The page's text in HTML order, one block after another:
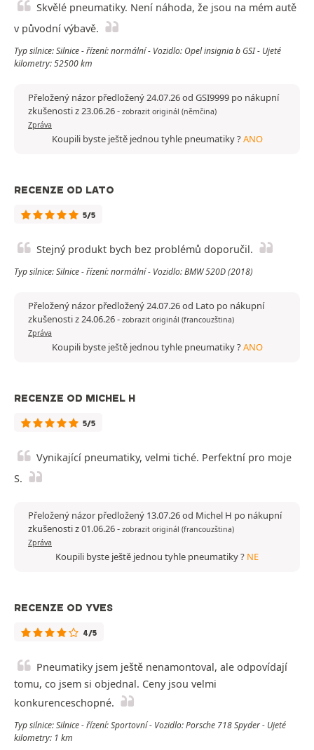
Skvělé pneumatiky. Není náhoda, že jsou na mém autě
v původní výbavě.
Typ silnice: Silnice - řízení: normální - Vozidlo: Opel insignia b GSI - Ujeté
kilometry: 52500 km
Přeložený názor předložený 24.07.26 od GSI9999 po nákupní
zkušenosti z 23.06.26- zobrazit originál (němčina)
Zpráva
Koupili byste ještě jednou tyhle pneumatiky ?ANO
RECENZE OD LATO
5/5
Stejný produkt bych bez problémů doporučil.
Typ silnice: Silnice - řízení: normální - Vozidlo: BMW 520D (2018)
Přeložený názor předložený 24.07.26 od Lato po nákupní
zkušenosti z 24.06.26- zobrazit originál (francouzština)
Zpráva
Koupili byste ještě jednou tyhle pneumatiky ?ANO
RECENZE OD MICHEL H
5/5
Vynikající pneumatiky, velmi tiché. Perfektní pro moje
S.
Přeložený názor předložený 13.07.26 od Michel H po nákupní
zkušenosti z 01.06.26- zobrazit originál (francouzština)
Zpráva
Koupili byste ještě jednou tyhle pneumatiky ? NE
RECENZE OD YVES
4/5
Pneumatiky jsem ještě nenamontoval, ale odpovídají
tomu, co jsem si objednal. Ceny jsou velmi
konkurenceschopné.
Typ silnice: Silnice - řízení: Sportovní - Vozidlo: Porsche 718 Spyder - Ujeté
kilometry: 1 km